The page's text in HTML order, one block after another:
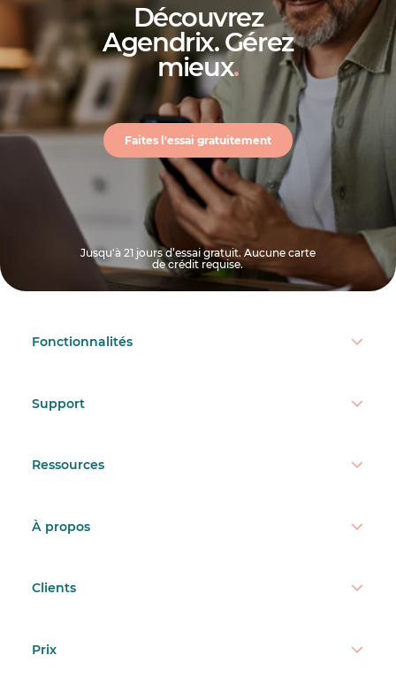
Découvrez
Agendrix. Gérez
mieux.
Faites l'essai gratuitement
Jusqu'à 21 jours d’essai gratuit. Aucune carte
de crédit requise.
Fonctionnalités
Support
Ressources
À propos
Clients
Prix